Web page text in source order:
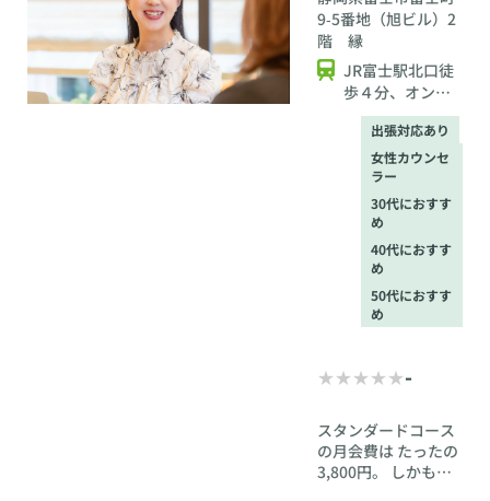
9‐5番地（旭ビル）2
階 縁
JR富士駅北口徒
歩４分、オンラ
イン.直接対応
可、お近くの方
には、ご予約時
に場所をご案内
いたします。
出張対応あり
女性カウンセ
ラー
30代におすす
め
40代におすす
め
50代におすす
め
-
スタンダードコース
の月会費は たったの
3,800円。 しかも、